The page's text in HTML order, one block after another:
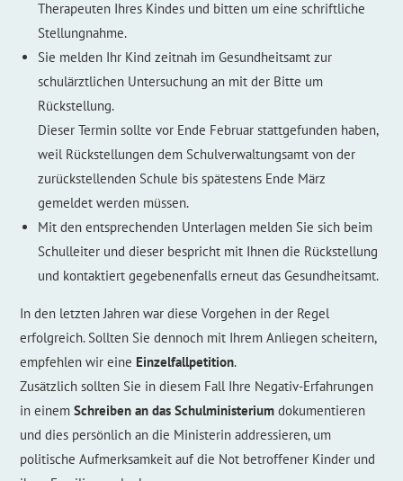
Therapeuten Ihres Kindes und bitten um eine schriftliche
Stellungnahme.
Sie melden Ihr Kind zeitnah im Gesundheitsamt zur
schulärztlichen Untersuchung an mit der Bitte um
Rückstellung.
Dieser Termin sollte vor Ende Februar stattgefunden haben,
weil Rückstellungen dem Schulverwaltungsamt von der
zurückstellenden Schule bis spätestens Ende März
gemeldet werden müssen.
Mit den entsprechenden Unterlagen melden Sie sich beim
Schulleiter und dieser bespricht mit Ihnen die Rückstellung
und kontaktiert gegebenenfalls erneut das Gesundheitsamt.
In den letzten Jahren war diese Vorgehen in der Regel
erfolgreich. Sollten Sie dennoch mit Ihrem Anliegen scheitern,
empfehlen wir eine Einzelfallpetition.
Zusätzlich sollten Sie in diesem Fall Ihre Negativ-Erfahrungen
in einemSchreiben an das Schulministerium dokumentieren
und dies persönlich an die Ministerin addressieren, um
politische Aufmerksamkeit auf die Not betroffener Kinder und